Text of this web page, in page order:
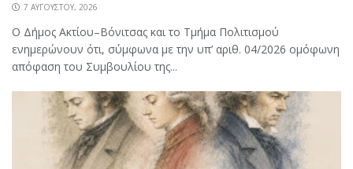
7 ΑΥΓΟΎΣΤΟΥ, 2026
Ο Δήμος Ακτίου–Βόνιτσας και το Τμήμα Πολιτισμού
ενημερώνουν ότι, σύμφωνα με την υπ’ αριθ. 04/2026 ομόφωνη
απόφαση του Συμβουλίου της...